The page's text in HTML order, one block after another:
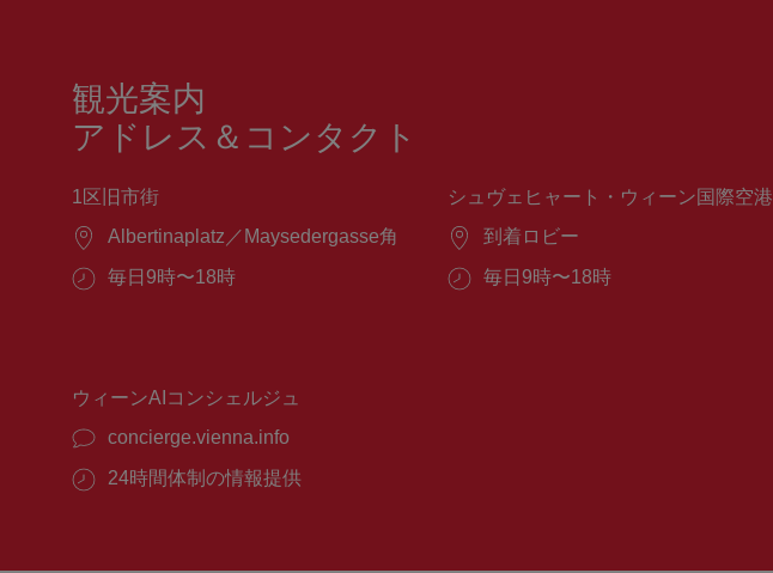
観光案内
アドレス＆コンタクト
1区旧市街
場
Albertinaplatz／Maysedergasse角
営
毎日9時〜18時
シュヴェヒャート・ウィーン国際空港
場
到着ロビー
営
毎日9時〜18時
ウィーンAIコンシェルジュ
concierge.vienna.info
24時間体制の情報提供